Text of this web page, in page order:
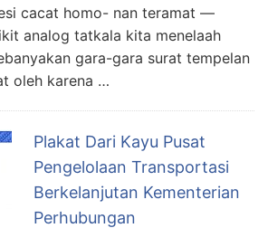
cacat homo- nan teramat —
analog tatkala kita menelaah
gara-gara surat tempelan
oleh karena …
Plakat Dari Kayu Pusat
Pengelolaan Transportasi
Berkelanjutan Kementerian
Perhubungan